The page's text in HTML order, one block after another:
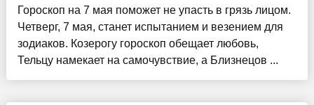
Гороскоп на 7 мая поможет не упасть в грязь лицом.
Четверг, 7 мая, станет испытанием и везением для
зодиаков. Козерогу гороскоп обещает любовь,
Тельцу намекает на самочувствие, а Близнецов ...